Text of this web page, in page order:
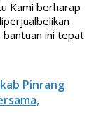
Kami berharap
ini tepat
Pinrang